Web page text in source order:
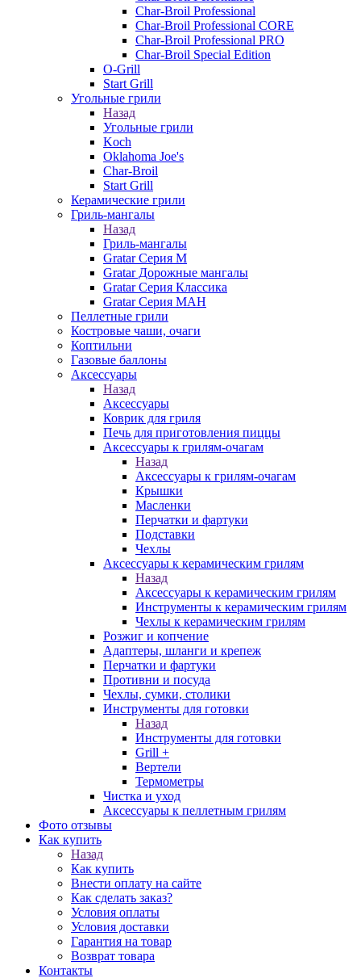
Char-Broil Professional
Char-Broil Professional CORE
Char-Broil Professional PRO
Char-Broil Special Edition
O-Grill
Start Grill
Угольные грили
Назад
Угольные грили
Koch
Oklahoma Joe's
Char-Broil
Start Grill
Керамические грили
Гриль-мангалы
Назад
Гриль-мангалы
Gratar Серия M
Gratar Дорожные мангалы
Gratar Серия Классика
Gratar Серия МАН
Пеллетные грили
Костровые чаши, очаги
Коптильни
Газовые баллоны
Аксессуары
Назад
Аксессуары
Коврик для гриля
Печь для приготовления пиццы
Аксессуары к грилям-очагам
Назад
Аксессуары к грилям-очагам
Крышки
Масленки
Перчатки и фартуки
Подставки
Чехлы
Аксессуары к керамическим грилям
Назад
Аксессуары к керамическим грилям
Инструменты к керамическим грилям
Чехлы к керамическим грилям
Розжиг и копчение
Адаптеры, шланги и крепеж
Перчатки и фартуки
Противни и посуда
Чехлы, сумки, столики
Инструменты для готовки
Назад
Инструменты для готовки
Grill +
Вертели
Термометры
Чистка и уход
Аксессуары к пеллетным грилям
Фото отзывы
Как купить
Назад
Как купить
Внести оплату на сайте
Как сделать заказ?
Условия оплаты
Условия доставки
Гарантия на товар
Возврат товара
Контакты